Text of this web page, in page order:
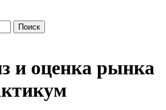
и оценка рынка